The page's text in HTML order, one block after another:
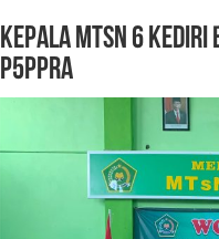
Kepala MTsN 6
P5PPRA